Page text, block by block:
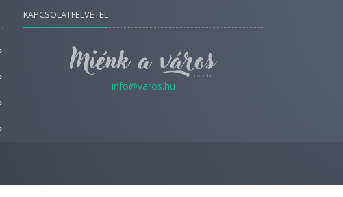
KAPCSOLATFELVÉTEL
info@varos.hu